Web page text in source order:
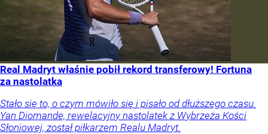
Real Madryt właśnie pobił rekord transferowy! Fortuna
za nastolatka
Stało się to, o czym mówiło się i pisało od dłuższego czasu.
Yan Diomande, rewelacyjny nastolatek z Wybrzeża Kości
Słoniowej, został piłkarzem Realu Madryt.